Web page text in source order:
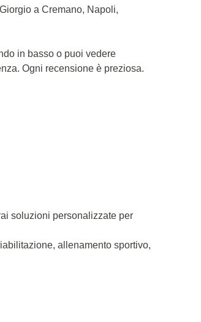
a Cremano, Napoli,
in basso o puoi vedere
Ogni recensione è preziosa.
soluzioni personalizzate per
allenamento sportivo,